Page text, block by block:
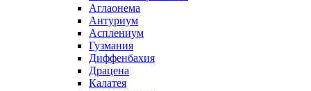
Аглаонема
Антуриум
Асплениум
Гузмания
Диффенбахия
Драцена
Калатея